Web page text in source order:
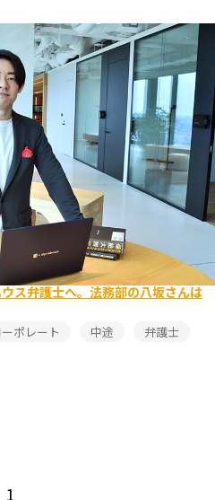
ス弁護士へ。法務部の八坂さんは
ーポレート 中途
弁護士
1